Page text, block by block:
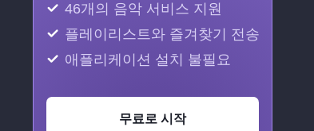
46개의 음악 서비스 지원
플레이리스트와 즐겨찾기 전송
애플리케이션 설치 불필요
무료로 시작